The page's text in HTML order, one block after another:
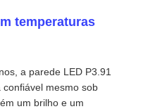
temperaturas
a parede LED P3.91
mesmo sob
um brilho e um